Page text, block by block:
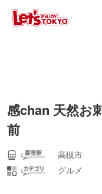
感chan 天然お
前
高槻市
グルメ